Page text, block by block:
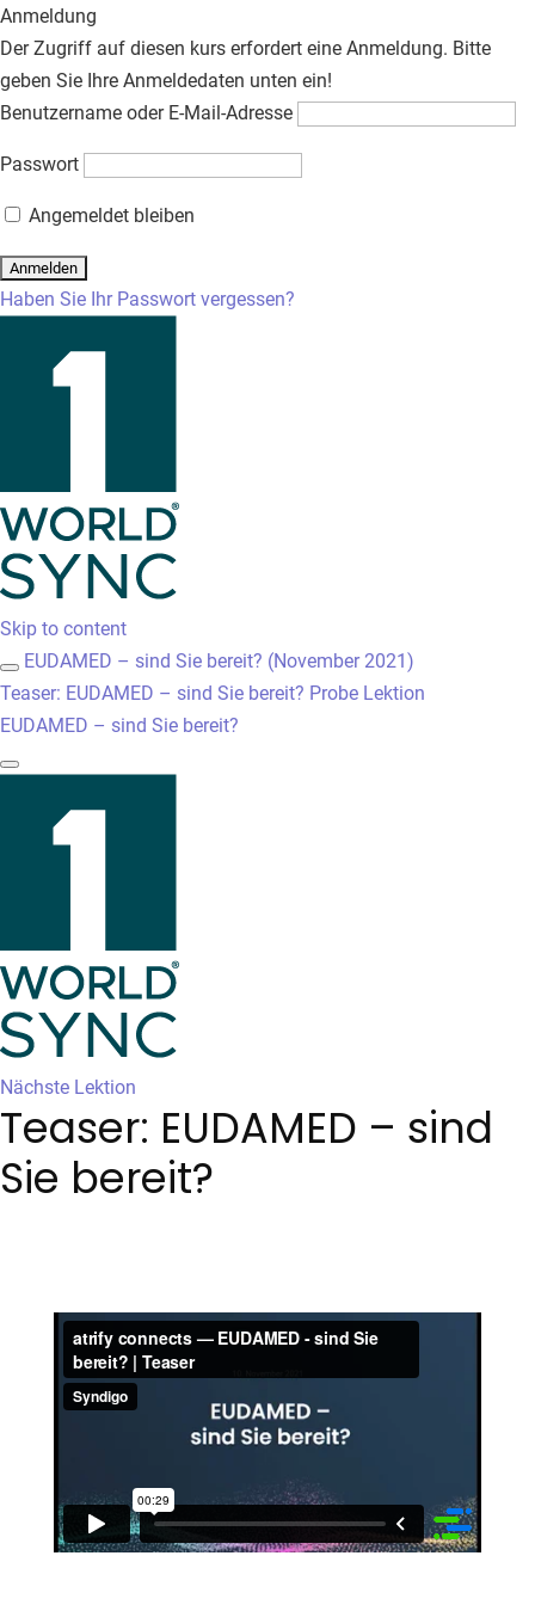
Anmeldung
Der Zugriff auf diesen kurs erfordert eine Anmeldung. Bitte
geben Sie Ihre Anmeldedaten unten ein!
Benutzername oder E-Mail-Adresse
Passwort
Angemeldet bleiben
Haben Sie Ihr Passwort vergessen?
Skip to content
EUDAMED – sind Sie bereit? (November 2021)
Teaser: EUDAMED – sind Sie bereit? Probe Lektion
EUDAMED – sind Sie bereit?
Nächste Lektion
Teaser: EUDAMED – sind
Sie bereit?